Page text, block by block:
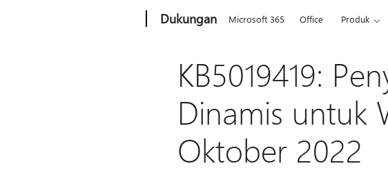
Dukungan Microsoft 365 Office Produk
KB5019419:
Dinamis untuk
Oktober 2022